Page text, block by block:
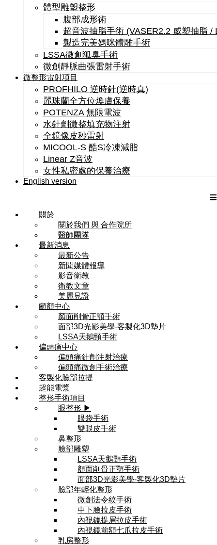
體型雕塑整形
腹部成形術
超音波抽脂手術 (VASER2.2 威塑抽脂 /
製造完美媽咪體雕手術
LSSA微創狐臭手術
微創靜脈曲張雷射手術
微整形雷射項目
PROFHILO 逆時針(逆時真)
麗珠蘭全方位煥膚保養
POTENZA 無限電波
水針劑微整填充物注射
全鏡像皮秒雷射
MICOOL-S 酷S冷凍減脂
Linear Z音波
女性私密處的保養治療
English version
關於
關於我們 與 合作院所
醫師團隊
最新消息
最新公告
新聞媒體報導
影音衛教
衛教文章
美麗見證
顱顏中心
顏面削骨正顎手術
面部3D光影美學-客製化3D墊片
LSSA天鵝頸手術
偏頭痛中心
偏頭痛針劑注射治療
偏頭痛微創手術治療
客製化臉部拉提
超能電漿
整形手術項目
眼整形 ▶
眼袋手術
雙眼皮手術
鼻整形
臉部雕塑
LSSA天鵝頸手術
顏面削骨正顎手術
面部3D光影美學-客製化3D墊片
臉部年輕化整形
微創法令紋手術
中下臉拉皮手術
內視鏡提眉拉皮手術
內視鏡前額七爪拉皮手術
乳房整形